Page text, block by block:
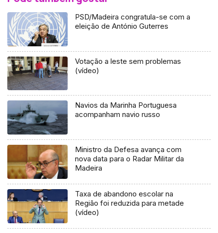
PSD/Madeira congratula-se com a
eleição de António Guterres
Votação a leste sem problemas
(vídeo)
Navios da Marinha Portuguesa
acompanham navio russo
Ministro da Defesa avança com
nova data para o Radar Militar da
Madeira
Taxa de abandono escolar na
Região foi reduzida para metade
(vídeo)